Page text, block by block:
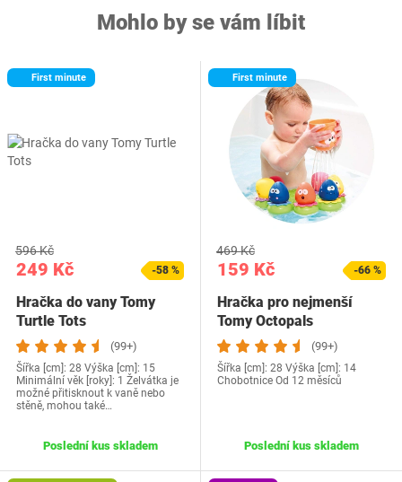
Mohlo by se vám líbit
First minute
249 Kč
596 Kč
-58 %
Hračka do vany Tomy
Turtle Tots
(99+)
Šířka [cm]: 28 Výška [cm]: 15
Minimální věk [roky]: 1 Želvátka je
možné přitisknout k vaně nebo
stěně, mohou také…
Poslední kus skladem
First minute
159 Kč
469 Kč
-66 %
Hračka pro nejmenší
Tomy Octopals
(99+)
Šířka [cm]: 28 Výška [cm]: 14
Chobotnice Od 12 měsíců
Poslední kus skladem